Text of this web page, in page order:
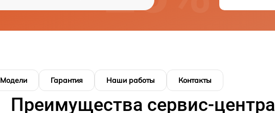
Модели Гарантия Наши работы Контакты
Преимущества сервис-центра